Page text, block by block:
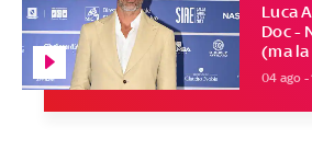
Luca
Doc -
(ma
04 ago -